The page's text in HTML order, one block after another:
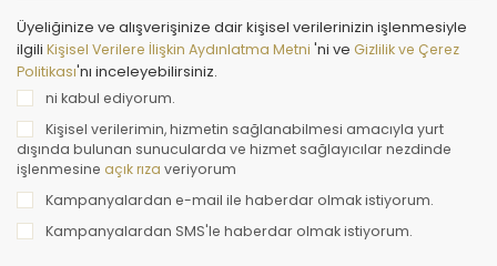
Üyeliğinize ve alışverişinize dair kişisel verilerinizin işlenmesiyle
ilgili Kişisel Verilere İlişkin Aydınlatma Metni 'ni ve Gizlilik ve Çerez
Politikası'nı inceleyebilirsiniz.
ni kabul ediyorum.
Kişisel verilerimin, hizmetin sağlanabilmesi amacıyla yurt
dışında bulunan sunucularda ve hizmet sağlayıcılar nezdinde
işlenmesine açık rıza veriyorum
Kampanyalardan e-mail ile haberdar olmak istiyorum.
Kampanyalardan SMS'le haberdar olmak istiyorum.